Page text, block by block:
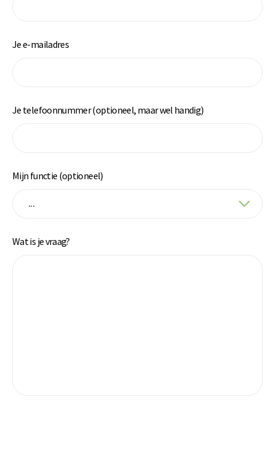
Je e-mailadres
Je telefoonnummer (optioneel, maar wel handig)
Mijn functie (optioneel)
Wat is je vraag?